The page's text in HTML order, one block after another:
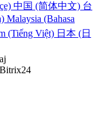
中国 (简体中文) 台
Malaysia (Bahasa
(Tiếng Việt) 日本 (日